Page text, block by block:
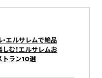
エルサレムで絶品
む！エルサレムお
トラン10選